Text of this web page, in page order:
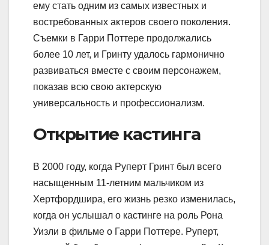
ему стать одним из самых известных и
востребованных актеров своего поколения.
Съемки в Гарри Поттере продолжались
более 10 лет, и Гринту удалось гармонично
развиваться вместе с своим персонажем,
показав всю свою актерскую
универсальность и профессионализм.
Открытие кастинга
В 2000 году, когда Руперт Гринт был всего
насыщенным 11-летним мальчиком из
Хертфордшира, его жизнь резко изменилась,
когда он услышал о кастинге на роль Рона
Уизли в фильме о Гарри Поттере. Руперт,